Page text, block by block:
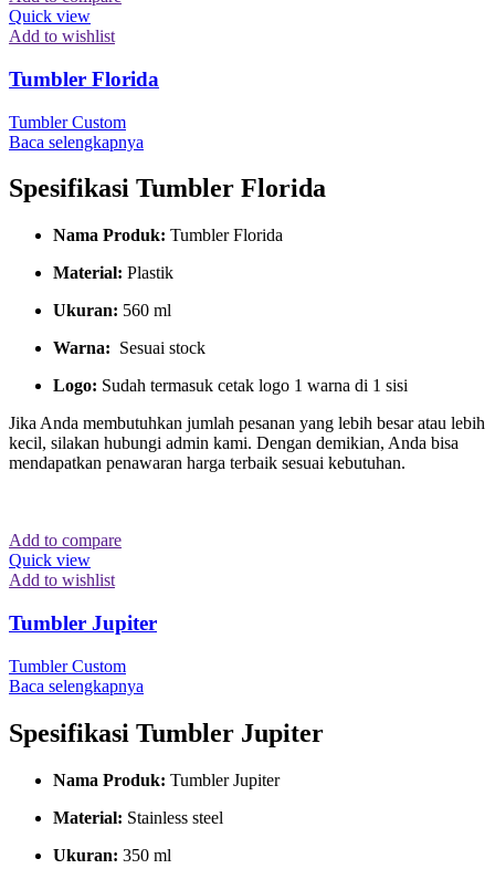
Quick view
Add to wishlist
Tumbler Florida
Tumbler Custom
Baca selengkapnya
Spesifikasi Tumbler Florida
Nama Produk: Tumbler Florida
Material: Plastik
Ukuran: 560 ml
Warna: Sesuai stock
Logo: Sudah termasuk cetak logo 1 warna di 1 sisi
Jika Anda membutuhkan jumlah pesanan yang lebih besar atau lebih
kecil, silakan hubungi admin kami. Dengan demikian, Anda bisa
mendapatkan penawaran harga terbaik sesuai kebutuhan.
Add to compare
Quick view
Add to wishlist
Tumbler Jupiter
Tumbler Custom
Baca selengkapnya
Spesifikasi Tumbler Jupiter
Nama Produk: Tumbler Jupiter
Material: Stainless steel
Ukuran: 350 ml